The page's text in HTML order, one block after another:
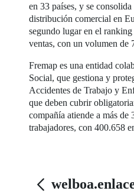
en 33 países, y se
distribución comercial en
segundo lugar en el
ventas, con un volumen de
Fremap es una entidad
Social, que gestiona y
Accidentes de Trabajo y
que deben cubrir
compañía atiende a más de
trabajadores, con 400.658